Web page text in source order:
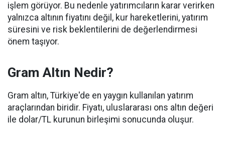
işlem görüyor. Bu nedenle yatırımcıların karar verirken
yalnızca altının fiyatını değil, kur hareketlerini, yatırım
süresini ve risk beklentilerini de değerlendirmesi
önem taşıyor.
Gram Altın Nedir?
Gram altın, Türkiye'de en yaygın kullanılan yatırım
araçlarından biridir. Fiyatı, uluslararası ons altın değeri
ile dolar/TL kurunun birleşimi sonucunda oluşur.